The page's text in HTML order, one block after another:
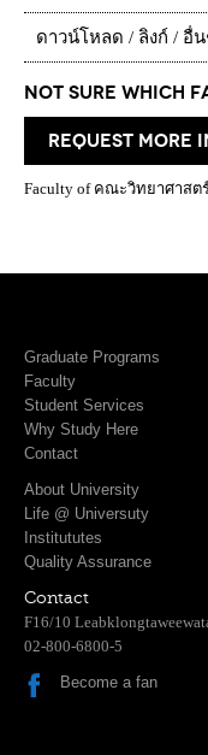
ดาวน์โหลด / ลิงก์ / อื่น
Not Sure which
request more
Faculty of คณะวิทยาศาสต
Graduate Programs
Faculty
Student Services
Why Study Here
Contact
About University
Life @ Universuty
Institututes
Quality Assurance
Contact
F16/10
02-800-6800-5
Become a fan